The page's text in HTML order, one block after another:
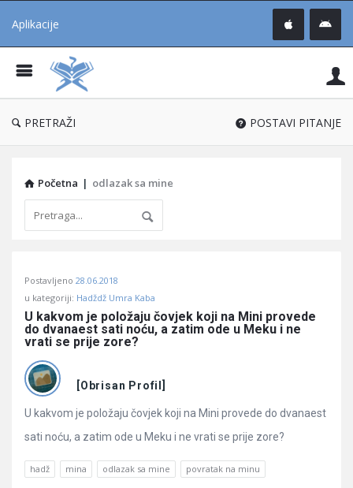
Aplikacije
®
PRETRAŽI POSTAVI PITANJE
Početna | odlazak sa mine
Učene
Latest
Pitanja
Postavljeno 28.06.2018
u kategoriji: Hadždž Umra Kaba
U kakvom je položaju čovjek koji na Mini provede
do dvanaest sati noću, a zatim ode u Meku i ne
vrati se prije zore?
[Obrisan Profil]
U kakvom je položaju čovjek koji na Mini provede do dvanaest
sati noću, a zatim ode u Meku i ne vrati se prije zore?
hadž mina odlazak sa mine povratak na minu